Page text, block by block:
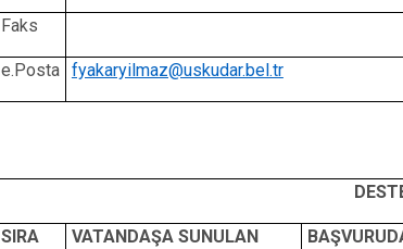
Faks
e.Posta fyakaryilmaz@uskudar.bel.tr
SIRA VATANDAŞA SUNULAN